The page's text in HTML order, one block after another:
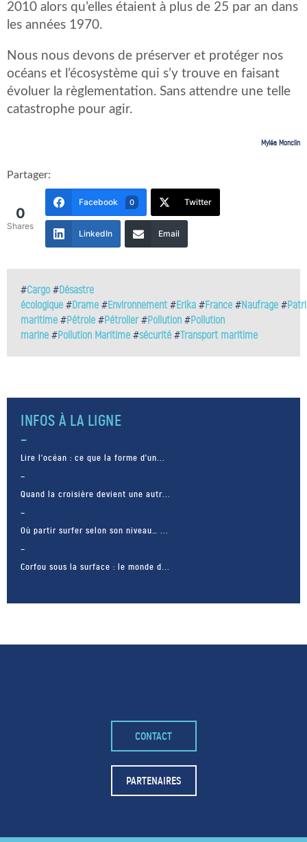
2010 alors qu’elles étaient à plus de 25 par an dans
les années 1970.
Nous nous devons de préserver et protéger nos
océans et l’écosystème qui s’y trouve en faisant
évoluer la règlementation. Sans attendre une telle
catastrophe pour agir.
Myléa Monclin
Partager:
0
Shares
Facebook 0 Twitter
LinkedIn Email
#Cargo #Désastre
écologique #Drame #Environnement #Erika #France #Naufrage #
maritime #Pétrole #Pétrolier#Pollution #Pollution
marine #Pollution Maritime #sécurité #Transport maritime
INFOS À LA LIGNE
Lire l’océan : ce que la forme d’un...
Quand la croisière devient une autr...
Où partir surfer selon son niveau… ...
Corfou sous la surface : le monde d...
– FACEBOOK –
POUR LIKER
TA MER
CONTACT
PARTENAIRES